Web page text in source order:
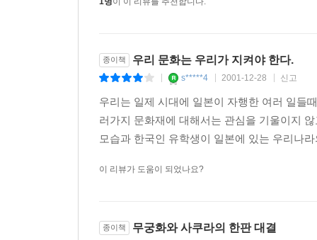
" 그것은 ...... "
종이책 우리 문화는 우리가 지켜야 한다.
s*****4 2001-12-28 신고
우리는 일제 시대에 일본이 자행한 여러 일들
러가지 문화재에 대해서는 관심을 기울이지
모습과 한국인 유학생이 일본에 있는 우리나
이 리뷰가 도움이 되었나요?
종이책 무궁화와 사쿠라의 한판 대결